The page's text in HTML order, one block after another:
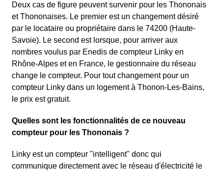
Deux cas de figure peuvent survenir pour les Thononais
et Thononaises. Le premier est un changement désiré
par le locataire ou propriétaire dans le 74200 (Haute-
Savoie). Le second est lorsque, pour arriver aux
nombres voulus par Enedis de compteur Linky en
Rhône-Alpes et en France, le gestionnaire du réseau
change le compteur. Pour tout changement pour un
compteur Linky dans un logement à Thonon-Les-Bains,
le prix est gratuit.
Quelles sont les fonctionnalités de ce nouveau
compteur pour les Thononais ?
Linky est un compteur "intelligent" donc qui
communique directement avec le réseau d'électricité le